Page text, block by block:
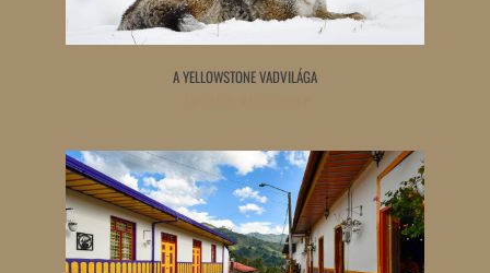
A YELLOWSTONE VADVILÁGA